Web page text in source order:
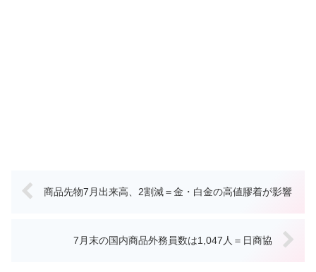
商品先物7月出来高、2割減＝金・白金の高値膠着が影響
7月末の国内商品外務員数は1,047人＝日商協